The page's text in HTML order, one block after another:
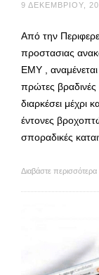
9 ΔΕΚΕΜΒΡΊΟΥ,
Από την
προστασιας
ΕΜΥ ,
πρώτες
διαρκέσει μέχρι
έντονες
σποραδικές
Διαβάστε περισσότερα